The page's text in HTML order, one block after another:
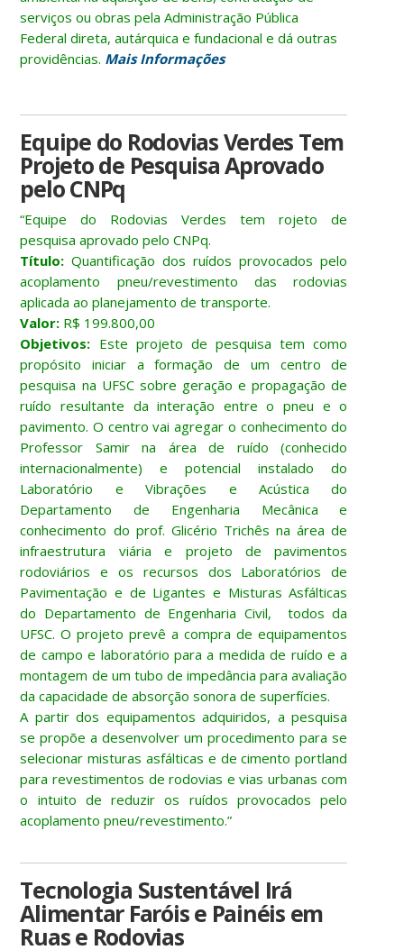
serviços ou obras pela Administração Pública
Federal direta, autárquica e fundacional e dá outras
providências. Mais Informações
Equipe do Rodovias Verdes Tem
Projeto de Pesquisa Aprovado
pelo CNPq
“Equipe do Rodovias Verdes tem rojeto de
pesquisa aprovado pelo CNPq.
Título:Quantificação dos ruídos provocados pelo
acoplamento pneu/revestimento das rodovias
aplicada ao planejamento de transporte.
Valor: R$ 199.800,00
Objetivos: Este projeto de pesquisa tem como
propósito iniciar a formação de um centro de
pesquisa na UFSC sobre geração e propagação de
ruído resultante da interação entre o pneu e o
pavimento. O centro vai agregar o conhecimento do
Professor Samir na área de ruído (conhecido
internacionalmente) e potencial instalado do
Laboratório e Vibrações e Acústica do
Departamento de Engenharia Mecânica e
conhecimento do prof. Glicério Trichês na área de
infraestrutura viária e projeto de pavimentos
rodoviários e os recursos dos Laboratórios de
Pavimentação e de Ligantes e Misturas Asfálticas
do Departamento de Engenharia Civil, todos da
UFSC. O projeto prevê a compra de equipamentos
de campo e laboratório para a medida de ruído e a
montagem de um tubo de impedância para avaliação
da capacidade de absorção sonora de superfícies.
A partir dos equipamentos adquiridos, a pesquisa
se propõe a desenvolver um procedimento para se
selecionar misturas asfálticas e de cimento portland
para revestimentos de rodovias e vias urbanas com
o intuito de reduzir os ruídos provocados pelo
acoplamento pneu/revestimento.”
Tecnologia Sustentável Irá
Alimentar Faróis e Painéis em
Ruas e Rodovias